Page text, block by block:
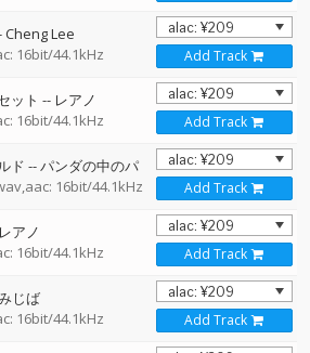
Cheng Lee
16bit/44.1kHz
Add Track
ット -- レアノ
16bit/44.1kHz
Add Track
ド --パンダの中のパ
16bit/44.1kHz Add Track
レアノ
16bit/44.1kHz
Add Track
じば
16bit/44.1kHz
Add Track